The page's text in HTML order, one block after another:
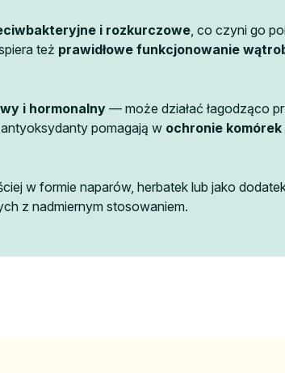
i rozkurczowe, co czyni go
też prawidłowe funkcjonowanie
i hormonalny — może działać łagodząco
pomagają w ochronie
w formie naparów, herbatek lub jako
z nadmiernym stosowaniem.